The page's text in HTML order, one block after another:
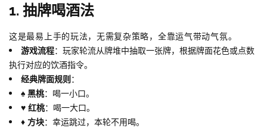
1. 抽牌喝酒法
这是最易上手的玩法，无需复杂策略，全靠运气带动气氛。
游戏流程：玩家轮流从牌堆中抽取一张牌，根据牌面花色或点数
执行对应的饮酒指令。
经典牌面规则：
♠️ 黑桃：喝一小口。
♥️ 红桃：喝一大口。
♦️ 方块：幸运跳过，本轮不用喝。